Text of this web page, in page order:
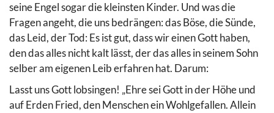
seine Engel sogar die kleinsten Kinder. Und was die
Fragen angeht, die uns bedrängen: das Böse, die Sünde,
das Leid, der Tod: Es ist gut, dass wir einen Gott haben,
den das alles nicht kalt lässt, der das alles in seinem Sohn
selber am eigenen Leib erfahren hat. Darum:
Lasst uns Gott lobsingen! „Ehre sei Gott in der Höhe und
auf Erden Fried, den Menschen ein Wohlgefallen. Allein